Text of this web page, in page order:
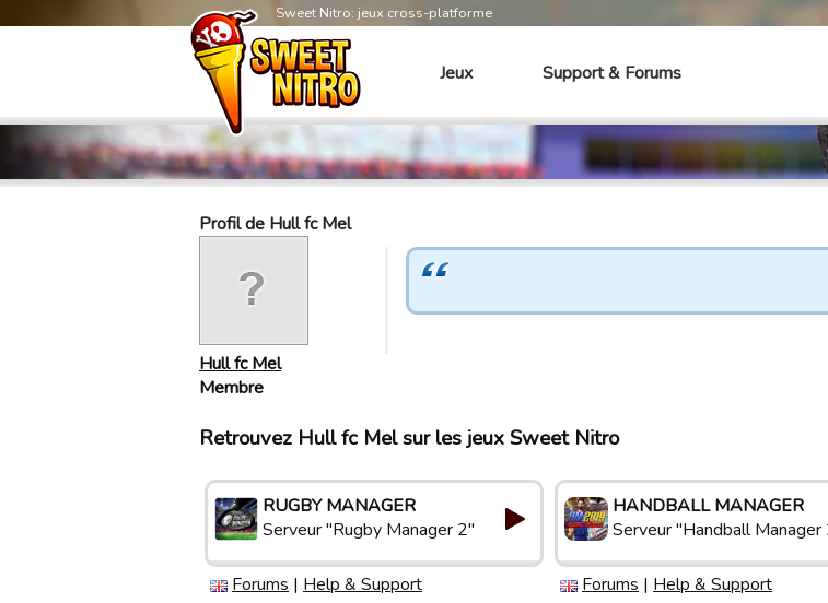
Sweet Nitro: jeux cross-platforme
Jeux Support & Forums
Profil de Hull fc Mel
Hull fc Mel
Membre
Retrouvez Hull fc Mel sur les jeux Sweet Nitro
RUGBY MANAGER
Serveur "Rugby Manager 2"
Forums | Help & Support
HANDBALL MANAGER
Serveur "Handball Manager
Forums | Help & Support